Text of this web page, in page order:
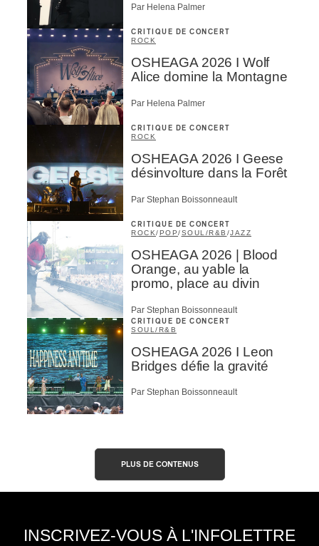
Par Helena Palmer
CRITIQUE DE CONCERT
ROCK
OSHEAGA 2026 I Wolf
Alice domine la Montagne
Par Helena Palmer
CRITIQUE DE CONCERT
ROCK
OSHEAGA 2026 I Geese
désinvolture dans la Forêt
Par Stephan Boissonneault
CRITIQUE DE CONCERT
ROCK/ POP/SOUL/R&B /JAZZ
OSHEAGA 2026 | Blood
Orange, au yable la
promo, place au divin
Par Stephan Boissonneault
CRITIQUE DE CONCERT
SOUL/R&B
OSHEAGA 2026 I Leon
Bridges défie la gravité
Par Stephan Boissonneault
PLUS DE CONTENUS
INSCRIVEZ-VOUS À L'INFOLETTRE